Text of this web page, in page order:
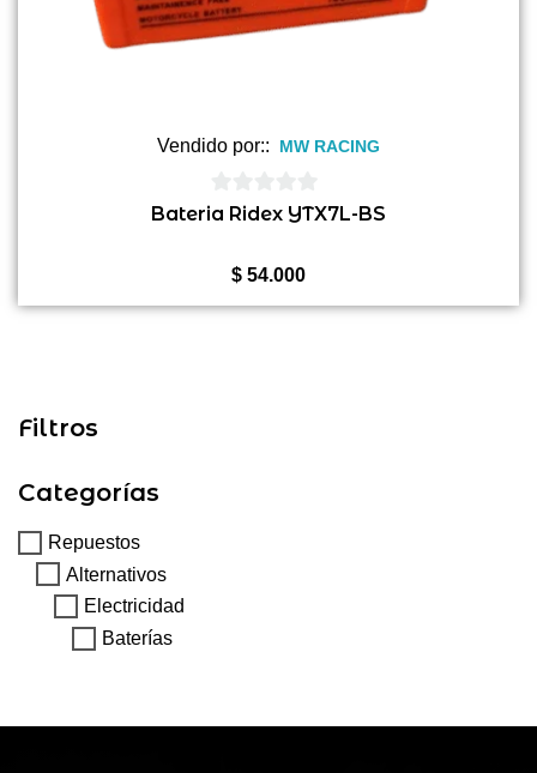
Vendido por:: MW RACING
0
Bateria Ridex YTX7L-BS
$ 54.000
Filtros
Categorías
Repuestos
Alternativos
Electricidad
Baterías